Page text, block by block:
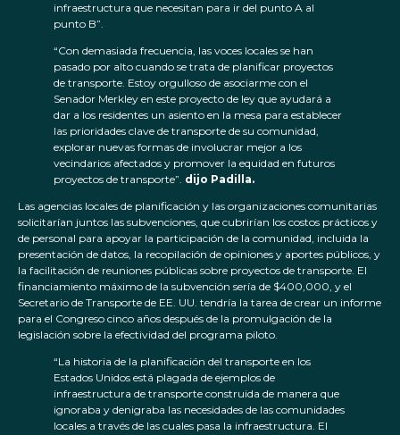
infraestructura que necesitan para ir del punto A al
punto B”.
“Con demasiada frecuencia, las voces locales se han
pasado por alto cuando se trata de planificar proyectos
de transporte. Estoy orgulloso de asociarme con el
Senador Merkley en este proyecto de ley que ayudará a
dar a los residentes un asiento en la mesa para establecer
las prioridades clave de transporte de su comunidad,
explorar nuevas formas de involucrar mejor a los
vecindarios afectados y promover la equidad en futuros
proyectos de transporte”. dijo Padilla.
Las agencias locales de planificación y las organizaciones comunitarias
solicitarían juntos las subvenciones, que cubrirían los costos prácticos y
de personal para apoyar la participación de la comunidad, incluida la
presentación de datos, la recopilación de opiniones y aportes públicos, y
la facilitación de reuniones públicas sobre proyectos de transporte. El
financiamiento máximo de la subvención sería de $400,000, y el
Secretario de Transporte de EE. UU. tendría la tarea de crear un informe
para el Congreso cinco años después de la promulgación de la
legislación sobre la efectividad del programa piloto.
“La historia de la planificación del transporte en los
Estados Unidos está plagada de ejemplos de
infraestructura de transporte construida de manera que
ignoraba y denigraba las necesidades de las comunidades
locales a través de las cuales pasa la infraestructura. El